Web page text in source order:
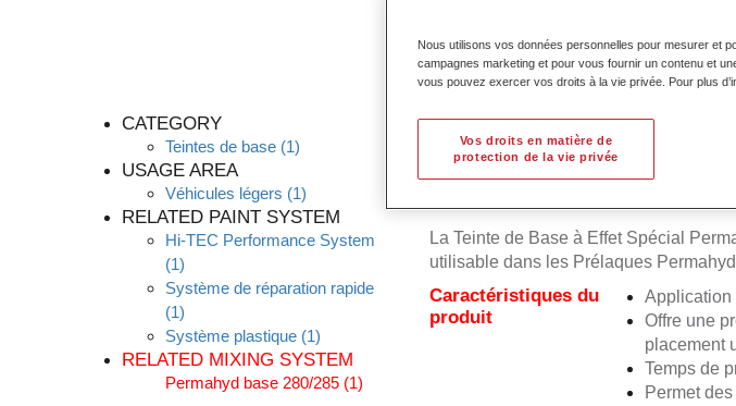
CATEGORY
Teintes de base (1)
USAGE AREA
Véhicules légers (1)
RELATED PAINT SYSTEM
Hi-TEC Performance System
(1)
Système de réparation rapide
(1)
Système plastique (1)
RELATED MIXING SYSTEM
Permahyd base 280/285 (1)
Permahyd® Teinte
La Teinte de Base à Effet Spécial
utilisable dans les Prélaques
Caractéristiques du
produit
Application
Offre une
placement
Temps de
Permet
Nous utilisons vos données personnelles pour mesurer et
campagnes marketing et pour vous fournir un contenu et
vous pouvez exercer vos droits à la vie privée. Pour plus
Vos droits en matière de
protection de la vie privée